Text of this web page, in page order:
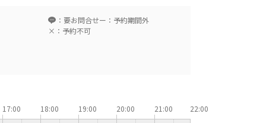
：要お問合せー：予約期間外
×：予約不可
17:00 18:00 19:00 20:00 21:00